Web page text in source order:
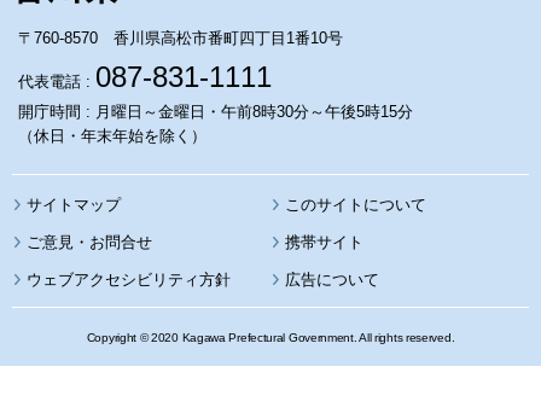
〒760-8570 香川県高松市番町四丁目1番10号
代表電話 : 087-831-1111
開庁時間 : 月曜日～金曜日・午前8時30分～午後5時15分
（休日・年末年始を除く）
サイトマップ このサイトについて
携帯サイト
ウェブアクセシビリティ方針 広告について
Copyright © 2020 Kagawa Prefectural Government. All rights reserved.